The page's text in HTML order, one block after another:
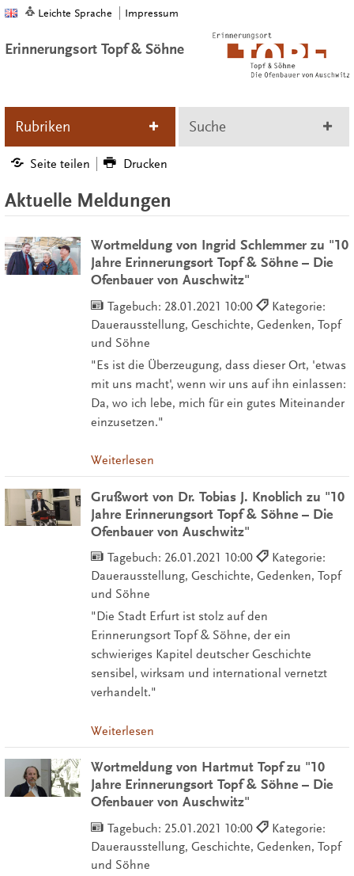
Leichte Sprache Impressum
Erinnerungsort Topf & Söhne
Rubriken Suche
Seite teilen Drucken
Aktuelle Meldungen
Wortmeldung von Ingrid Schlemmer zu "10
Jahre Erinnerungsort Topf & Söhne – Die
Ofenbauer von Auschwitz"
Tagebuch: 28.01.2021 10:00
Kategorie:
Dauerausstellung, Geschichte, Gedenken, Topf
und Söhne
"Es ist die Überzeugung, dass dieser Ort, 'etwas
mit uns macht', wenn wir uns auf ihn einlassen:
Da, wo ich lebe, mich für ein gutes Miteinander
einzusetzen."
Weiterlesen
Grußwort von Dr. Tobias J. Knoblich zu "10
Jahre Erinnerungsort Topf & Söhne – Die
Ofenbauer von Auschwitz"
Tagebuch: 26.01.2021 10:00
Kategorie:
Dauerausstellung, Geschichte, Gedenken, Topf
und Söhne
"Die Stadt Erfurt ist stolz auf den
Erinnerungsort Topf & Söhne, der ein
schwieriges Kapitel deutscher Geschichte
sensibel, wirksam und international vernetzt
verhandelt."
Weiterlesen
Wortmeldung von Hartmut Topf zu "10
Jahre Erinnerungsort Topf & Söhne – Die
Ofenbauer von Auschwitz"
Tagebuch: 25.01.2021 10:00
Kategorie:
Dauerausstellung, Geschichte, Gedenken, Topf
und Söhne